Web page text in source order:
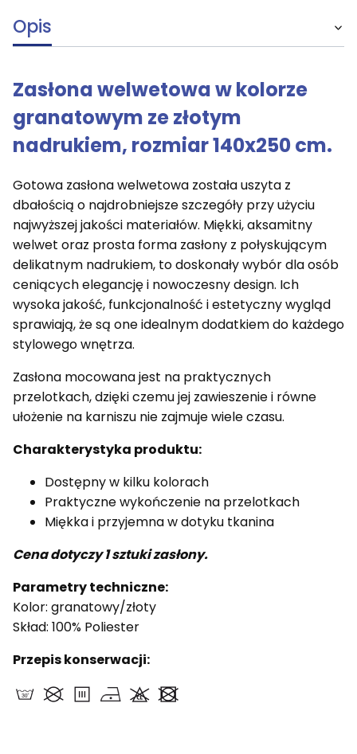
Opis
Zasłona welwetowa w kolorze
granatowym ze złotym
nadrukiem, rozmiar 140x250 cm.
Gotowa zasłona welwetowa została uszyta z
dbałością o najdrobniejsze szczegóły przy użyciu
najwyższej jakości materiałów. Miękki, aksamitny
welwet oraz prosta forma zasłony z połyskującym
delikatnym nadrukiem, to doskonały wybór dla osób
ceniących elegancję i nowoczesny design. Ich
wysoka jakość, funkcjonalność i estetyczny wygląd
sprawiają, że są one idealnym dodatkiem do każdego
stylowego wnętrza.
Zasłona mocowana jest na praktycznych
przelotkach, dzięki czemu jej zawieszenie i równe
ułożenie na karniszu nie zajmuje wiele czasu.
Charakterystyka produktu:
Dostępny w kilku kolorach
Praktyczne wykończenie na przelotkach
Miękka i przyjemna w dotyku tkanina
Cena dotyczy 1 sztuki zasłony.
Parametry techniczne:
Kolor: granatowy/złoty
Skład: 100% Poliester
Przepis konserwacji: